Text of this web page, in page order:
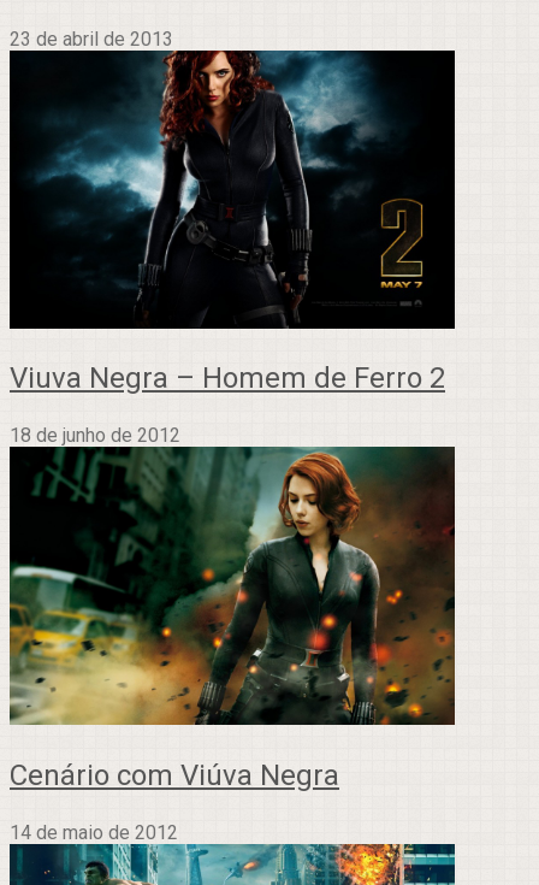
23 de abril de 2013
Viuva Negra – Homem de Ferro 2
18 de junho de 2012
Cenário com Viúva Negra
14 de maio de 2012